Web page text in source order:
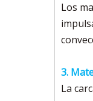
Los
3.
La